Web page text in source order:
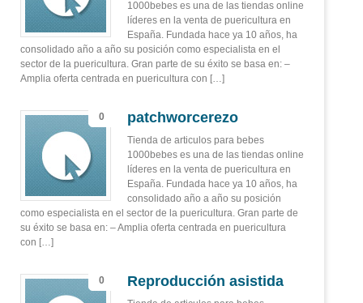
1000bebes es una de las tiendas online
líderes en la venta de puericultura en
España. Fundada hace ya 10 años, ha
consolidado año a año su posición como especialista en el
sector de la puericultura. Gran parte de su éxito se basa en: –
Amplia oferta centrada en puericultura con […]
0 patchworcerezo
Tienda de articulos para bebes
1000bebes es una de las tiendas online
líderes en la venta de puericultura en
España. Fundada hace ya 10 años, ha
consolidado año a año su posición
como especialista en el sector de la puericultura. Gran parte de
su éxito se basa en: – Amplia oferta centrada en puericultura
con […]
0 Reproducción asistida